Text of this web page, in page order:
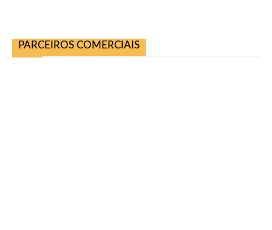
PARCEIROS COMERCIAIS